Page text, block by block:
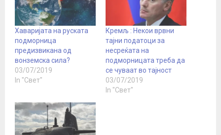
Хаваријата на руската
подморница
предизвикана од
вонземска сила?
03/07/2019
In "Свет"
Кремљ : Некои врвни
тајни податоци за
несреќата на
подморницата треба да
се чуваат во тајност
03/07/2019
In "Свет"